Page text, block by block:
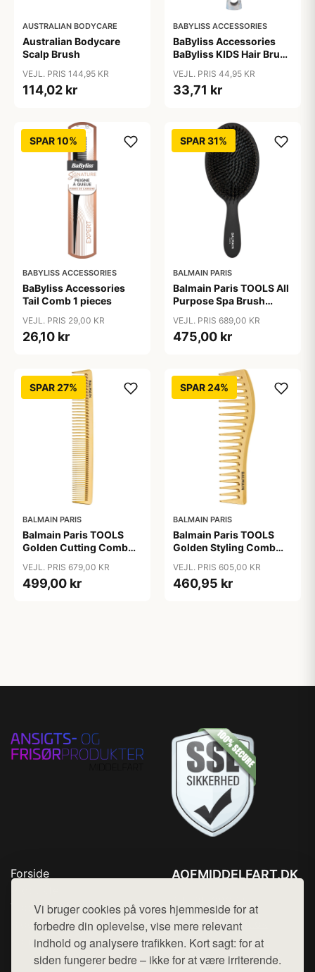
Vi bruger cookies på vores hjemmeside for at
forbedre din oplevelse, vise mere relevant
indhold og analysere trafikken. Kort sagt: for at
siden fungerer bedre – ikke for at være irriterende.
AUSTRALIAN BODYCARE
Australian Bodycare
Scalp Brush
VEJL. PRIS 144,95 KR
114,02 kr
BABYLISS ACCESSORIES
BaByliss Accessories
BaByliss KIDS Hair Brush
VEJL. PRIS 44,95 KR
33,71 kr
SPAR 10%
BABYLISS ACCESSORIES
BaByliss Accessories
Tail Comb 1 pieces
VEJL. PRIS 29,00 KR
26,10 kr
SPAR 31%
BALMAIN PARIS
Balmain Paris TOOLS All
Purpose Spa Brush
Nylon Bristles
VEJL. PRIS 689,00 KR
475,00 kr
SPAR 27%
BALMAIN PARIS
Balmain Paris TOOLS
Golden Cutting Comb
VEJL. PRIS 679,00 KR
499,00 kr
SPAR 24%
BALMAIN PARIS
Balmain Paris TOOLS
Golden Styling Comb
VEJL. PRIS 605,00 KR
460,95 kr
Forside
Top Rabatter
Blog
Kontakt
AOFMIDDELFART.DK
Mail: hej@want.dk
Cookie- og privatlivspolitik